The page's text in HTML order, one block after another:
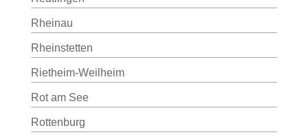
Rheinau
Rheinstetten
Rietheim-Weilheim
Rot am See
Rottenburg